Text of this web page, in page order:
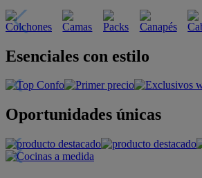
Esenciales con estilo
Oportunidades únicas